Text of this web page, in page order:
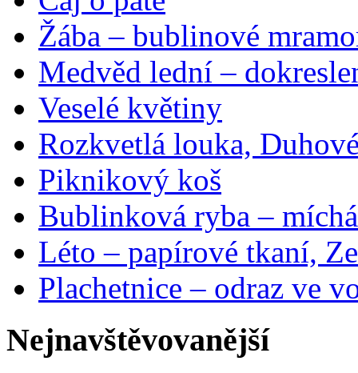
Žába – bublinové
Medvěd lední –
Veselé květiny
Rozkvetlá louka,
Piknikový koš
Bublinková ryba –
Léto – papírové tkaní,
Plachetnice – odraz ve
Nejnavštěvovanější